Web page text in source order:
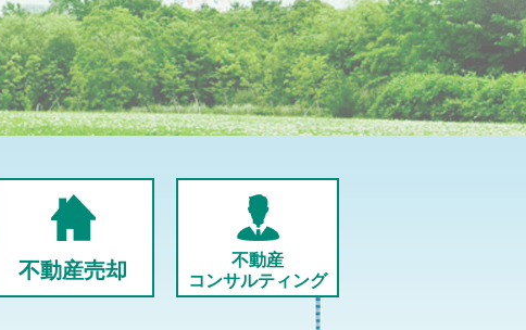
不動産売却
不動産
コンサルティング